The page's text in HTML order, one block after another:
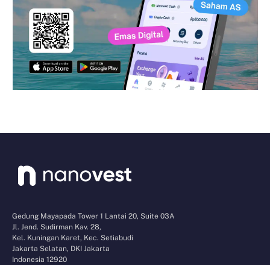
Gedung Mayapada Tower 1 Lantai 20, Suite 03A
Jl. Jend. Sudirman Kav. 28,
Kel. Kuningan Karet, Kec. Setiabudi
Jakarta Selatan, DKI Jakarta
Indonesia 12920